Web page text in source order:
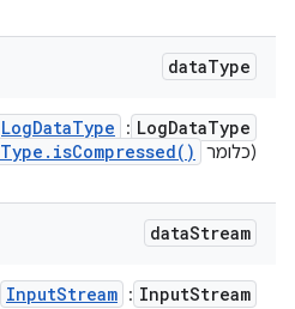
dataType
LogDataType
:
LogDataType
(כלומר
Type . isCompressed( )
dataStream
InputStream
:
InputStream